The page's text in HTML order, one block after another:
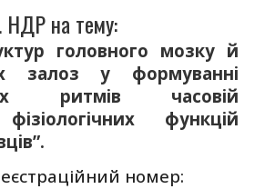
НДР на тему:
головного мозку й
залоз у формуванні
ритмів часовій
фізіологічних функцій
номер: